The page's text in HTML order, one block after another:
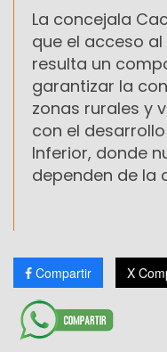
La concejala
que el acceso
resulta un
garantizar la
zonas rurales y
con el
Inferior, donde
dependen de la
Compartir X